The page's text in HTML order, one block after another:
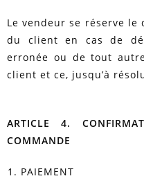
Le vendeur se réserve
du client en cas de
erronée ou de tout
client et ce, jusqu’à
ARTICLE 4.
COMMANDE
PAIEMENT